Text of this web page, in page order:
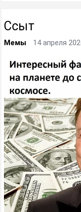
Ссыт
Мемы 14 апреля